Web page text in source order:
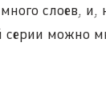
слоев, и,
можно